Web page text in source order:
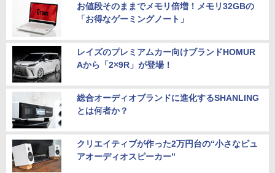
お値段そのままでメモリ倍増！メモリ32GBの
「お得なゲーミングノート」
レイズのプレミアムカー向けブランドHOMUR
Aから「2×9R」が登場！
総合オーディオブランドに進化するSHANLING
とは何者か？
クリエイティブが作った2万円台の“小さなピュ
アオーディオスピーカー”